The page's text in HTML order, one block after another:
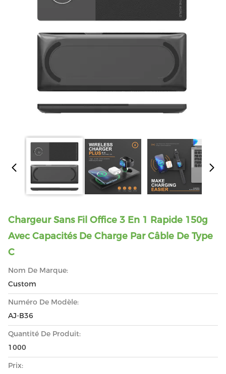
Chargeur Sans Fil Office 3 En 1 Rapide 150g
Avec Capacités De Charge Par Câble De Type
C
Nom De Marque:
Custom
Numéro De Modèle:
AJ-B36
Quantité De Produit:
1000
Prix: